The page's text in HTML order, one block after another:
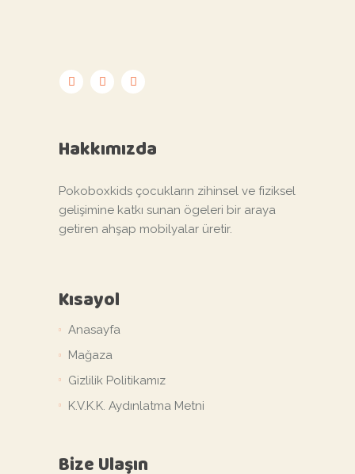
Hakkımızda
Pokoboxkids çocukların zihinsel ve fiziksel
gelişimine katkı sunan ögeleri bir araya
getiren ahşap mobilyalar üretir.
Kısayol
Anasayfa
Mağaza
Gizlilik Politikamız
K.V.K.K. Aydınlatma Metni
Bize Ulaşın